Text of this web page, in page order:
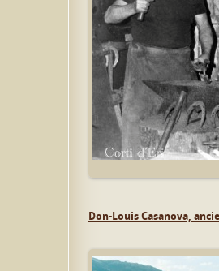
Don-Louis Casanova,